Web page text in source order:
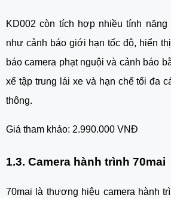
KD002 còn tích hợp nhiều tính
như cảnh báo giới hạn tốc độ, hiển
báo camera phạt nguội và cảnh báo
xế tập trung lái xe và hạn chế tối đa
thông.
Giá tham khảo: 2.990.000 VNĐ
1.3. Camera hành trình 70mai
70mai là thương hiệu camera hành